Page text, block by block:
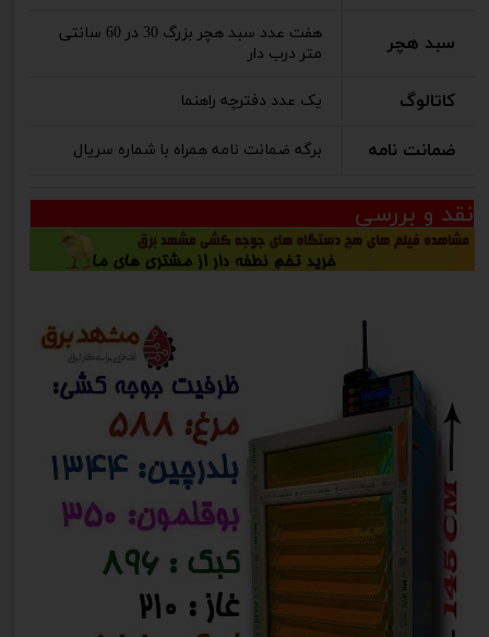
سبد هچر
هفت عدد سبد هچر بزرگ 30 در 60 سانتی
متر درب دار
کاتالوگ یک عدد دفترچه راهنما
ضمانت نامه برگه ضمانت نامه همراه با شماره سریال
نقد و بررسی